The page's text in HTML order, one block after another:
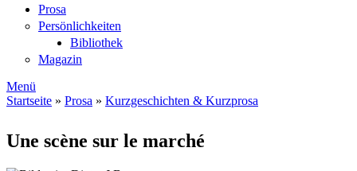
Prosa
Persönlichkeiten
Bibliothek
Magazin
Menü
Startseite » Prosa » Kurzgeschichten & Kurzprosa
Une scène sur le marché